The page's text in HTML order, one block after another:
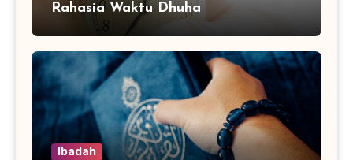
Rahasia Waktu Dhuha
Ibadah